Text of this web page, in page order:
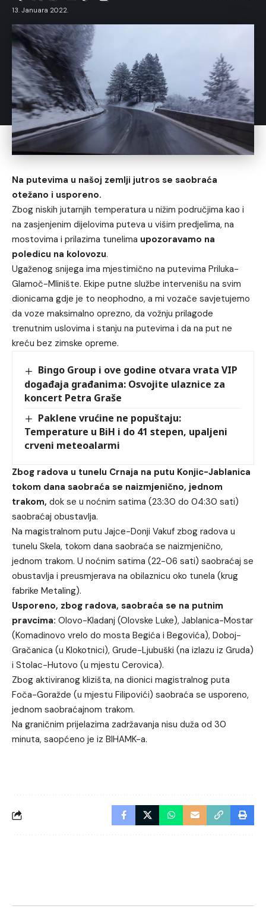
13. Januara 2022.
Na putevima u našoj zemlji jutros se saobraća
otežano i usporeno.
Zbog niskih jutarnjih temperatura u nižim područjima kao i
na zasjenjenim dijelovima puteva u višim predjelima, na
mostovima i prilazima tunelima upozoravamo na
poledicu na kolovozu.
Ugaženog snijega ima mjestimično na putevima Priluka-
Glamoč-Mlinište. Ekipe putne službe intervenišu na svim
dionicama gdje je to neophodno, a mi vozače savjetujemo
da voze maksimalno oprezno, da vožnju prilagode
trenutnim uslovima i stanju na putevima i da na put ne
kreću bez zimske opreme.
Bingo Group i ove godine otvara vrata VIP
događaja građanima: Osvojite ulaznice za
koncert Petra Graše
Paklene vrućine ne popuštaju:
Temperature u BiH i do 41 stepen, upaljeni
crveni meteoalarmi
Zbog radova u tunelu Crnaja na putu Konjic-Jablanica
tokom dana saobraća se naizmjenično, jednom
trakom, dok se u noćnim satima (23:30 do 04:30 sati)
saobraćaj obustavlja.
Na magistralnom putu Jajce-Donji Vakuf zbog radova u
tunelu Skela, tokom dana saobraća se naizmjenično,
jednom trakom. U noćnim satima (22-06 sati) saobraćaj se
obustavlja i preusmjerava na obilaznicu oko tunela (krug
fabrike Metaling).
Usporeno, zbog radova, saobraća se na putnim
pravcima: Olovo-Kladanj (Olovske Luke), Jablanica-Mostar
(Komadinovo vrelo do mosta Begića i Begovića), Doboj-
Gračanica (u Klokotnici), Grude-Ljubuški (na izlazu iz Gruda)
i Stolac-Hutovo (u mjestu Cerovica).
Zbog aktiviranog klizišta, na dionici magistralnog puta
Foča-Goražde (u mjestu Filipovići) saobraća se usporeno,
jednom saobraćajnom trakom.
Na graničnim prijelazima zadržavanja nisu duža od 30
minuta, saopćeno je iz BIHAMK-a.